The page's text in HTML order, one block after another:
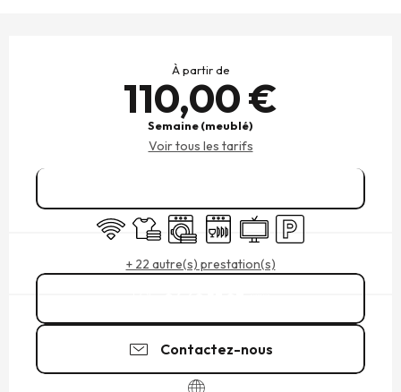
À partir de
110,00 €
Semaine (meublé)
Voir tous les tarifs
WiFi
Draps et linge
Lave lingeLave vaisselle
Télévision
Parking
+ 22 autre(s) prestation(s)
Contactez-nous